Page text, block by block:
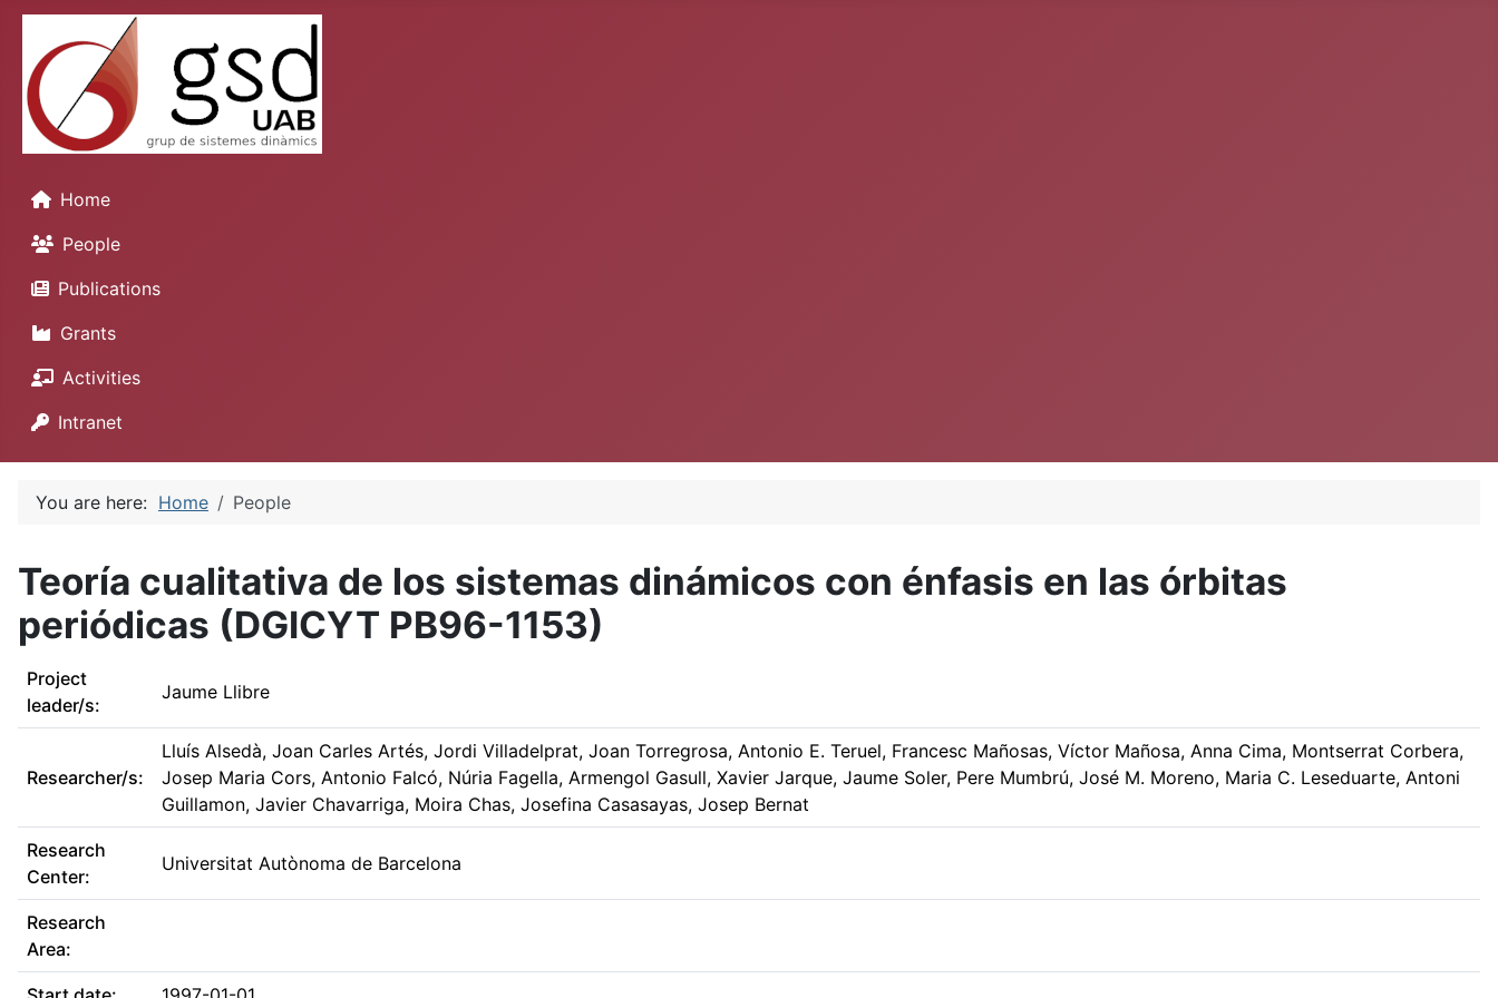
Home
People
Publications
Grants
Activities
Intranet
You are here: Home People
Teoría cualitativa de los sistemas dinámicos con énfasis en las órbitas
periódicas (DGICYT PB96-1153)
Project
leader/s:
Jaume Llibre
Researcher/s:
Lluís Alsedà, Joan Carles Artés, Jordi Villadelprat, Joan Torregrosa, Antonio E. Teruel, Francesc Mañosas, Víctor Mañosa, Anna Cima, Montserrat Corbera,
Josep Maria Cors, Antonio Falcó, Núria Fagella, Armengol Gasull, Xavier Jarque, Jaume Soler, Pere Mumbrú, José M. Moreno, Maria C. Leseduarte, Antoni
Guillamon, Javier Chavarriga, Moira Chas, Josefina Casasayas, Josep Bernat
Research
Center:
Universitat Autònoma de Barcelona
Research
Area: